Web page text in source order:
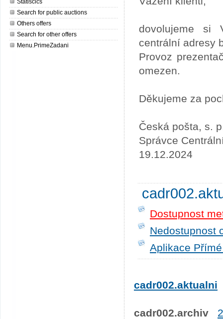
Search for public auctions
Others offers
Search for other offers
Menu.PrimeZadani
dovolujeme si
centrální adresy
Provoz
omezen.
Děkujeme za
Česká pošta, s.
Správce
19.12.2024
Dostupnost
Nedostupnost
Aplikace
cadr002.aktualni
cadr002.archiv